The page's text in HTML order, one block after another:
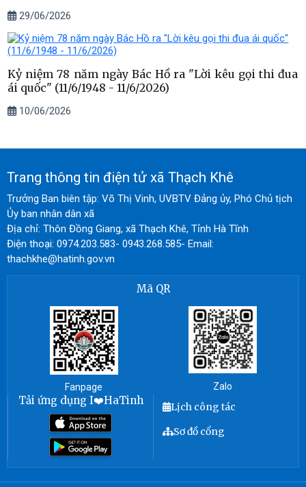
29/06/2026
Kỷ niệm 78 năm ngày Bác Hồ ra "Lời kêu gọi thi đua
ái quốc" (11/6/1948 - 11/6/2026)
10/06/2026
Trang thông tin điện tử xã Thạch Khê
Trưởng Ban biên tập: Võ Thị Vinh, UVBTV Đảng ủy, Phó Chủ tịch
Ủy ban nhân dân xã
Địa chỉ: Thôn Đồng Giang, xã Thạch Khê, Tỉnh Hà Tĩnh
Điện thoại: 0974.203.583- 0943.268.585- Email:
thachkhe@hatinh.gov.vn
Mã QR
Fanpage Zalo
Tải ứng dụng I❤️HaTinh
Lịch công tác
Sơ đồ cổng